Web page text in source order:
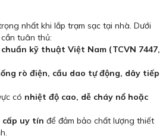
nhất khi lắp trạm sạc tại nhà. Dưới
tuân thủ:
kỹ thuật Việt Nam (TCVN 7447,
rò điện, cầu dao tự động, dây tiếp
có nhiệt độ cao, dễ cháy nổ hoặc
cấp uy tín để đảm bảo chất lượng thiết